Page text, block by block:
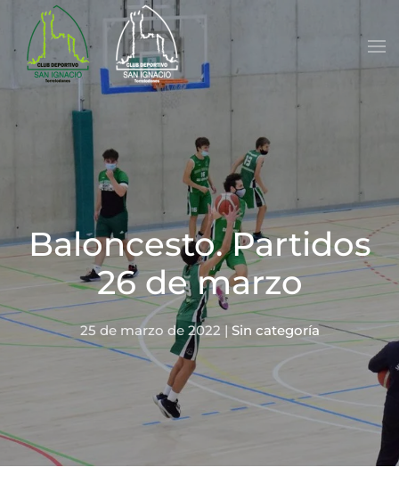
Skip to main content
Baloncesto. Partidos
26 de marzo
25 de marzo de 2022 | Sin categoría